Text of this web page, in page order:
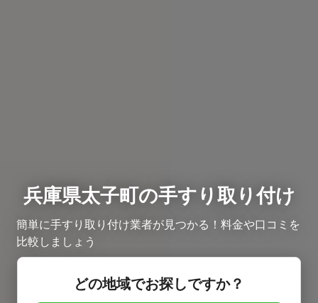
兵庫県太子町の手すり取り付け
簡単に手すり取り付け業者が見つかる！料金や口コミを
比較しましょう
どの地域でお探しですか？